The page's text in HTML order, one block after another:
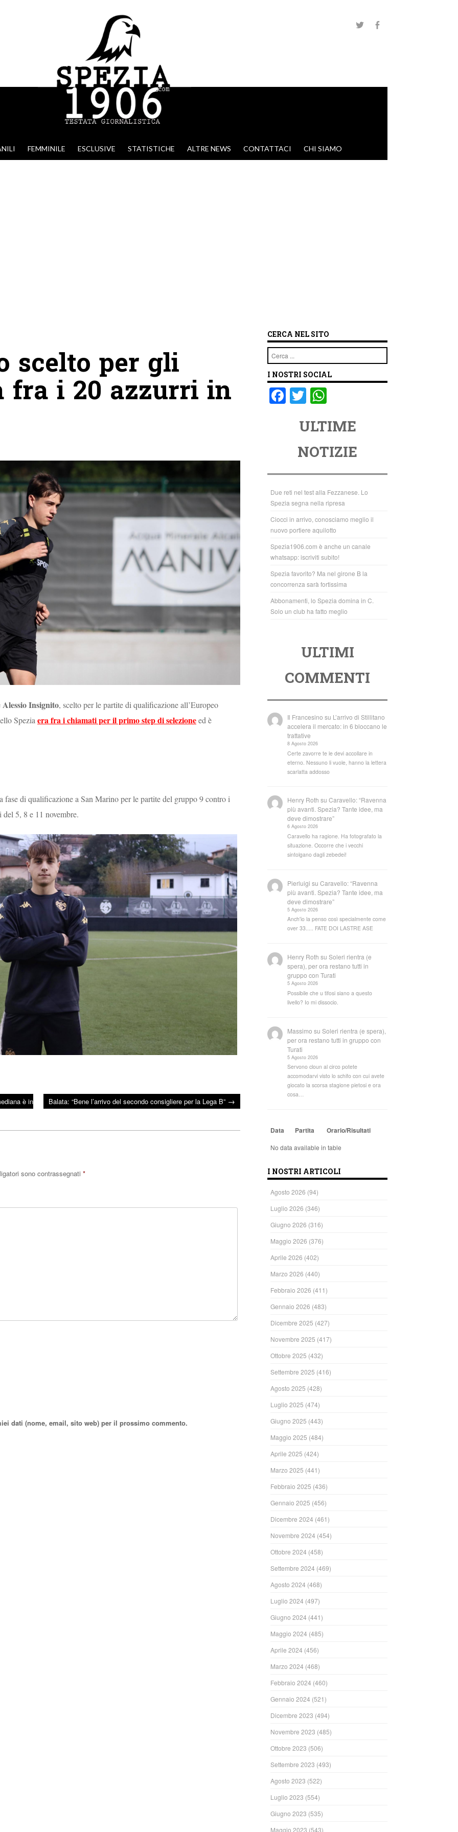
FEMMINILE ESCLUSIVE STATISTICHE ALTRE NEWS CONTATTACI CHI SIAMO
scelto per gli
fra i 20 azzurri in
Alessio Insignito, scelto per le partite di qualificazione all’Europeo
Spezia era fra i chiamati per il primo step di selezioneed è
fase di qualificazione a San Marino per le partite del gruppo 9 contro i
5, 8 e 11 novembre.
è in
Balata: “Bene l’arrivo del secondo consigliere per la Lega B” →
sono contrassegnati *
dati (nome, email, sito web) per il prossimo commento.
CERCA NEL SITO
Cerca
I NOSTRI SOCIAL
F
o
o
k
T
tt
er
at
s
A
p
p
ULTIME
NOTIZIE
Due reti nel test alla Fezzanese. Lo
Spezia segna nella ripresa
Ciocci in arrivo, conosciamo meglio il
nuovo portiere aquilotto
Spezia1906.com è anche un canale
whatsapp: iscriviti subito!
Spezia favorito? Ma nel girone B la
concorrenza sarà fortissima
Abbonamenti, lo Spezia domina in C.
Solo un club ha fatto meglio
ULTIMI
COMMENTI
Il Francesino su L’arrivo di Stillitano
accelera il mercato: in 6 bloccano le
trattative
8 Agosto 2026
Certe zavorre te le devi accollare in
eterno. Nessuno li vuole, hanno la lettera
scarlatta addosso
Henry Roth suCaravello: “Ravenna
più avanti. Spezia? Tante idee, ma
deve dimostrare”
6 Agosto 2026
Caravello ha ragione. Ha fotografato la
situazione. Occorre che i vecchi
sintolgano dagli zebedei!
Pierluigi suCaravello: “Ravenna
più avanti. Spezia? Tante idee, ma
deve dimostrare”
5 Agosto 2026
Anch'io la penso così specialmente come
over 33..... FATE DOI LASTRE ASE
Henry Roth suSoleri rientra (e
spera), per ora restano tutti in
gruppo con Turati
5 Agosto 2026
Possibile che u tifosi siano a questo
livello? Io mi dissocio.
Massimo suSoleri rientra (e spera),
per ora restano tutti in gruppo con
Turati
5 Agosto 2026
Servono cloun al circo potete
accomodarvi visto lo schifo con cui avete
giocato la scorsa stagione pietosi e ora
cosa…
Data Partita Orario/Risultati
No data available in table
I NOSTRI ARTICOLI
Agosto 2026 (94)
Luglio 2026 (346)
Giugno 2026 (316)
Maggio 2026 (376)
Aprile 2026 (402)
Marzo 2026 (440)
Febbraio 2026 (411)
Gennaio 2026 (483)
Dicembre 2025 (427)
Novembre 2025 (417)
Ottobre 2025 (432)
Settembre 2025 (416)
Agosto 2025 (428)
Luglio 2025 (474)
Giugno 2025 (443)
Maggio 2025 (484)
Aprile 2025 (424)
Marzo 2025 (441)
Febbraio 2025 (436)
Gennaio 2025 (456)
Dicembre 2024 (461)
Novembre 2024 (454)
Ottobre 2024 (458)
Settembre 2024 (469)
Agosto 2024 (468)
Luglio 2024 (497)
Giugno 2024 (441)
Maggio 2024 (485)
Aprile 2024 (456)
Marzo 2024 (468)
Febbraio 2024 (460)
Gennaio 2024 (521)
Dicembre 2023 (494)
Novembre 2023 (485)
Ottobre 2023 (506)
Settembre 2023 (493)
Agosto 2023 (522)
Luglio 2023 (554)
Giugno 2023 (535)
Maggio 2023 (543)